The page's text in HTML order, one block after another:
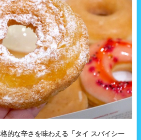
的な辛さを味わえる「タイ スパイシー